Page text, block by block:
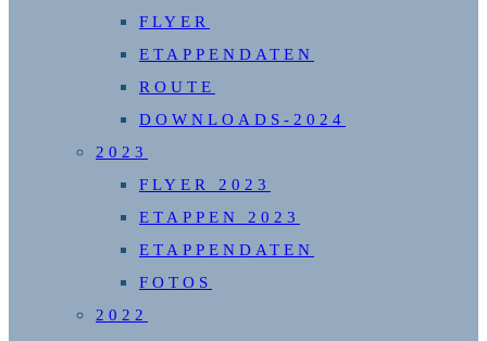
FLYER
ETAPPENDATEN
ROUTE
DOWNLOADS-2024
2023
FLYER 2023
ETAPPEN 2023
ETAPPENDATEN
FOTOS
2022